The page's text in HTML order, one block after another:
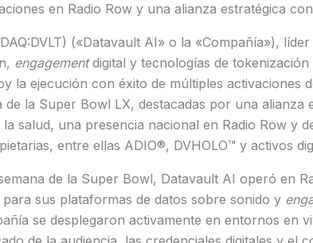
en Radio Row y una alianza estratégica
(«Datavault AI» o la «Compañía»),
engagementdigital y tecnologías de tokenización
la ejecución con éxito de múltiples activaciones
de la Super Bowl LX, destacadas por una alianza
salud, una presencia nacional en Radio Row y
entre ellas ADIO®, DVHOLO™ y activos
de la Super Bowl, Datavault AI operó en
sus plataformas de datos sobre sonido y
se desplegaron activamente en entornos en